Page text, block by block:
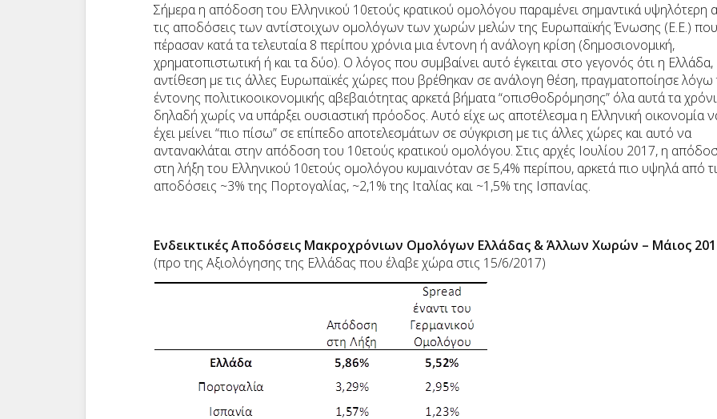
Σήμερα η απόδοση του Ελληνικού 10ετούς κρατικού ομολόγου παραμένει σημαντικά υψηλότερη
τις αποδόσεις των αντίστοιχων ομολόγων των χωρών μελών της Ευρωπαϊκής Ένωσης (Ε.Ε.) που
πέρασαν κατά τα τελευταία 8 περίπου χρόνια μια έντονη ή ανάλογη κρίση (δημοσιονομική,
χρηματοπιστωτική ή και τα δύο). Ο λόγος που συμβαίνει αυτό έγκειται στο γεγονός ότι η Ελλάδα,
αντίθεση με τις άλλες Ευρωπαϊκές χώρες που βρέθηκαν σε ανάλογη θέση, πραγματοποίησε λόγω
έντονης πολιτικοοικονομικής αβεβαιότητας αρκετά βήματα “οπισθοδρόμησης” όλα αυτά τα
δηλαδή χωρίς να υπάρξει ουσιαστική πρόοδος. Αυτό είχε ως αποτέλεσμα η Ελληνική οικονομία
έχει μείνει “πιο πίσω” σε επίπεδο αποτελεσμάτων σε σύγκριση με τις άλλες χώρες και αυτό να
αντανακλάται στην απόδοση του 10ετούς κρατικού ομολόγου. Στις αρχές Ιουλίου 2017, η
στη λήξη του Ελληνικού 10ετούς ομολόγου κυμαινόταν σε 5,4% περίπου, αρκετά πιο υψηλά από
αποδόσεις ~3% της Πορτογαλίας, ~2,1% της Ιταλίας και ~1,5% της Ισπανίας.
Ενδεικτικές Αποδόσεις Μακροχρόνιων Ομολόγων Ελλάδας & Άλλων Χωρών – Μάιος
(προ της Αξιολόγησης της Ελλάδας που έλαβε χώρα στις 15/6/2017)